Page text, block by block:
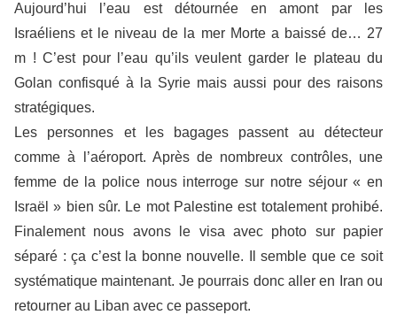
Aujourd’hui l’eau est détournée en amont par les
Israéliens et le niveau de la mer Morte a baissé de… 27
m ! C’est pour l’eau qu’ils veulent garder le plateau du
Golan confisqué à la Syrie mais aussi pour des raisons
stratégiques.
Les personnes et les bagages passent au détecteur
comme à l’aéroport. Après de nombreux contrôles, une
femme de la police nous interroge sur notre séjour « en
Israël » bien sûr. Le mot Palestine est totalement prohibé.
Finalement nous avons le visa avec photo sur papier
séparé : ça c’est la bonne nouvelle. Il semble que ce soit
systématique maintenant. Je pourrais donc aller en Iran ou
retourner au Liban avec ce passeport.